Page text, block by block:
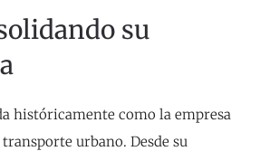
su
históricamente como la empresa
urbano. Desde su